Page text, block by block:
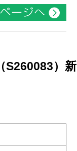
S260083）新